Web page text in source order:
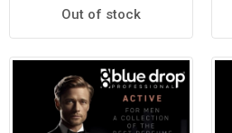
Out of stock